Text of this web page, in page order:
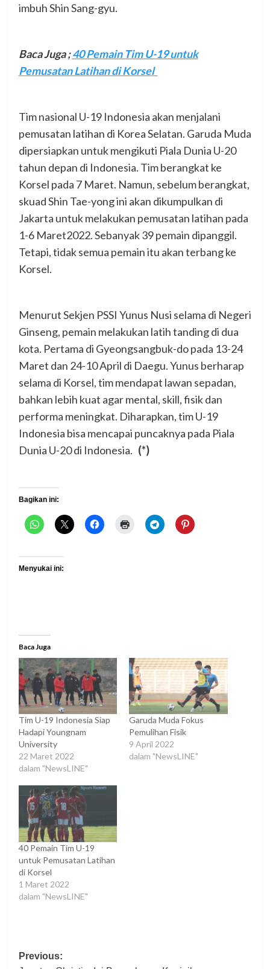
imbuh Shin Sang-gyu.
Baca Juga;40 Pemain Tim U-19 untuk
Pemusatan Latihan di Korsel
Tim nasional U-19 Indonesia akan menjalani
pemusatan latihan di Korea Selatan. Garuda Muda
dipersiapkan untuk mengikuti Piala Dunia U-20
tahun depan di Indonesia. Tim berangkat ke
Korsel pada 7 Maret. Namun, sebelum berangkat,
skuad Shin Tae-yong ini akan dikumpulkan di
Jakarta untuk melakukan pemusatan latihan pada
1-6 Maret2022. Sebanyak 39 pemain dipanggil.
Tetapi, tidak semua pemain itu akan terbang ke
Korsel.
Menurut Sekjen PSSI Yunus Nusi selama di Negeri
Ginseng, pemain melakukan latih tanding di dua
kota. Pertama di Gyeongsangbuk-do pada 13-24
Maret dan 24-10 April di Daegu. Yunus berharap
selama di Korsel, tim mendapat lawan sepadan,
bahkan lebih kuat agar mental, skill, fisik dan
performa meningkat. Diharapkan, tim U-19
Indonesia bisa mencapai puncaknya pada Piala
Dunia U-20 di Indonesia. (*)
Bagikan ini:
Menyukai ini:
Baca Juga
Tim U-19 Indonesia Siap
Hadapi Youngnam
University
22 Maret 2022
dalam "NewsLINE"
Garuda Muda Fokus
Pemulihan Fisik
9 April 2022
dalam "NewsLINE"
40 Pemain Tim U-19
untuk Pemusatan Latihan
di Korsel
1 Maret 2022
dalam "NewsLINE"
Post
Previous: